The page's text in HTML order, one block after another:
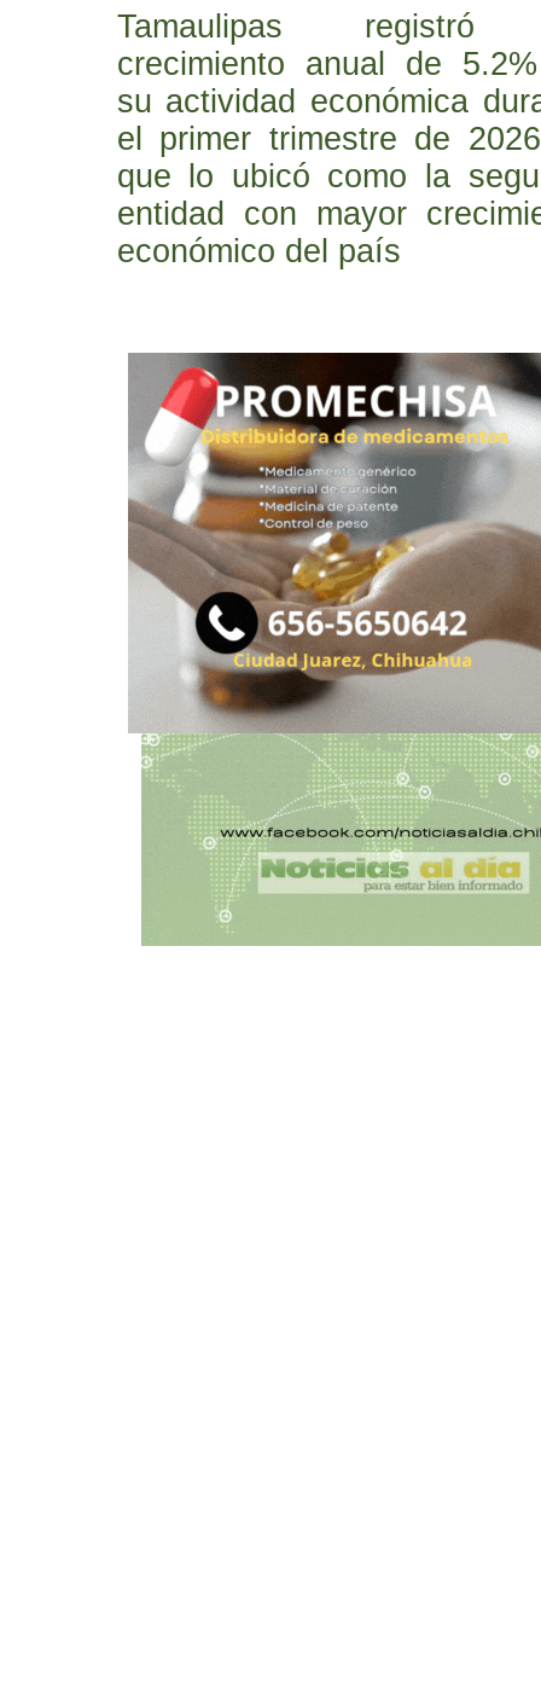
Tamaulipas registró
crecimiento anual de
su actividad económica
el primer trimestre de
que lo ubicó como la
entidad con mayor
económico del país